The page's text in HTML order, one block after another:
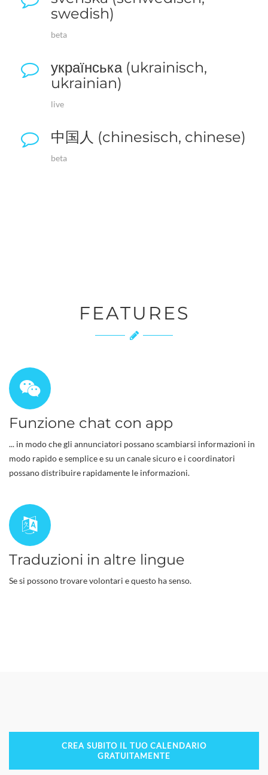
swedish)
beta
українська (ukrainisch,
ukrainian)
live
中国人 (chinesisch, chinese)
beta
FEATURES
Funzione chat con app
... in modo che gli annunciatori possano scambiarsi informazioni in
modo rapido e semplice e su un canale sicuro e i coordinatori
possano distribuire rapidamente le informazioni.
Traduzioni in altre lingue
Se si possono trovare volontari e questo ha senso.
CREA SUBITO IL TUO CALENDARIO
GRATUITAMENTE